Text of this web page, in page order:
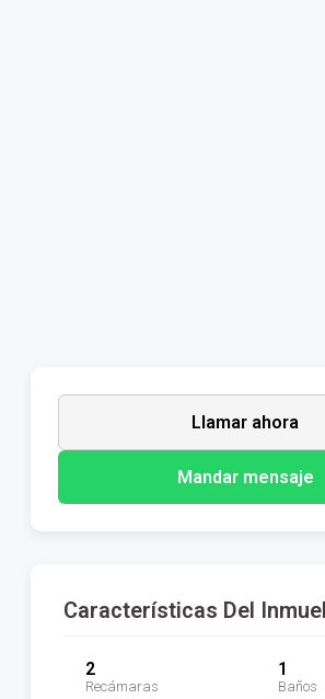
Llamar ahora
Mandar mensaje
Características Del
2
Recámaras
1
Baños